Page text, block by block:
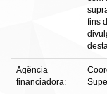
fins
Agência
financiadora: